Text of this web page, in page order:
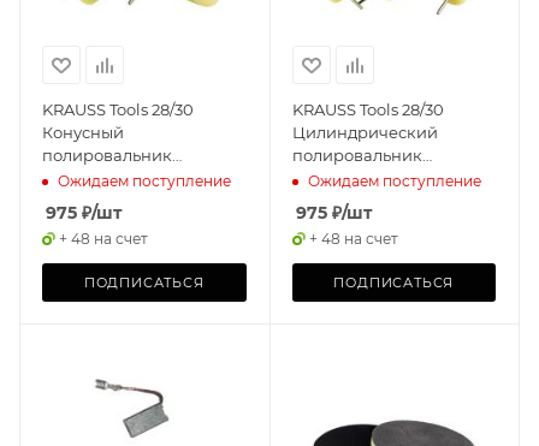
KRAUSS Tools 28/30
Конусный
полировальник
твердый, желтый (5 шт)
Ожидаем поступление
975 ₽/шт
+ 48 на счет
ПОДПИСАТЬСЯ
KRAUSS Tools 28/30
Цилиндрический
полировальник
твердый, желтый (5 шт)
Ожидаем поступление
975₽/шт
+ 48 на счет
ПОДПИСАТЬСЯ